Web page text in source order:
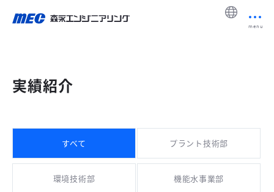
実績紹介
すべて プラント技術部
環境技術部 機能水事業部
menu